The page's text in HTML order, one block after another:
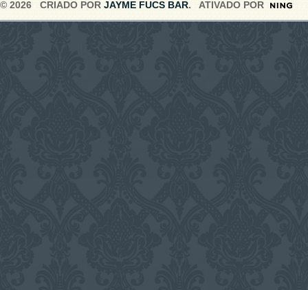
© 2026 CRIADO POR JAYME FUCS BAR. ATIVADO POR